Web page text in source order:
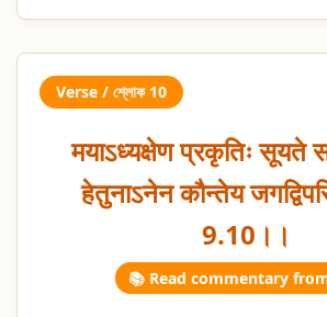
Verse / শ্লোক 10
मयाऽध्यक्षेण प्रकृतिः सूयते
हेतुनाऽनेन कौन्तेय
9.10।।
📚 Read commentary